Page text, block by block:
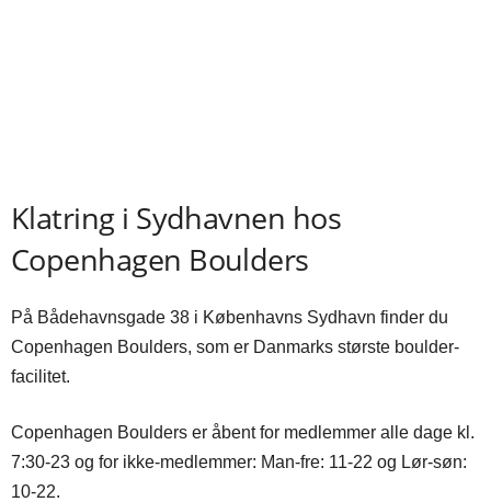
Klatring i Sydhavnen hos
Copenhagen Boulders
På Bådehavnsgade 38 i Københavns Sydhavn finder du
Copenhagen Boulders, som er Danmarks største boulder-
facilitet.
Copenhagen Boulders er åbent for medlemmer alle dage kl.
7:30-23 og for ikke-medlemmer: Man-fre: 11-22 og Lør-søn:
10-22.